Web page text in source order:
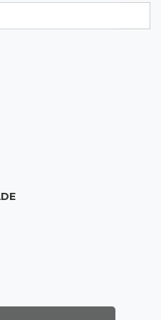
interceptado pela